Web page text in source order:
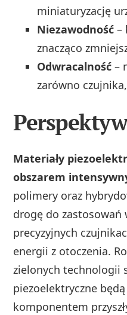
miniaturyzację
Niezawodność –
znacząco
Odwracalność –
zarówno
Materiały
obszarem
polimery oraz
drogę do zastosowań
precyzyjnych
energii z otoczenia.
zielonych technologii
piezoelektryczne
komponentem